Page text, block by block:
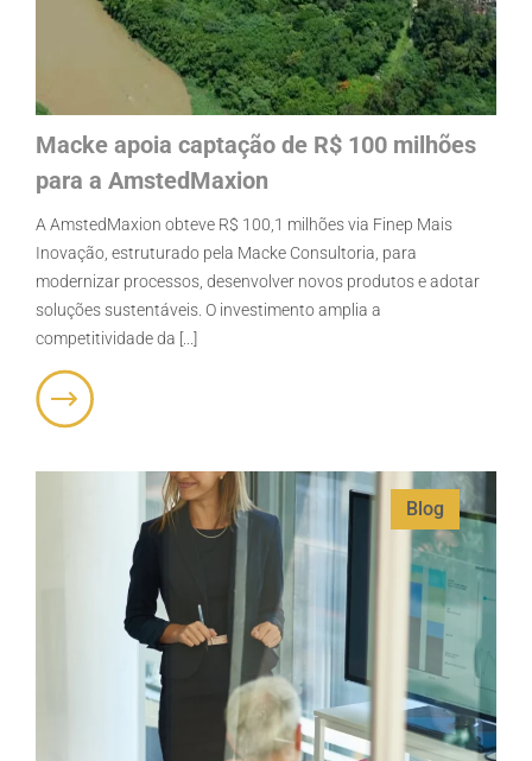
Macke apoia captação de R$ 100 milhões
para a AmstedMaxion
A AmstedMaxion obteve R$ 100,1 milhões via Finep Mais
Inovação, estruturado pela Macke Consultoria, para
modernizar processos, desenvolver novos produtos e adotar
soluções sustentáveis. O investimento amplia a
competitividade da [...]
Blog